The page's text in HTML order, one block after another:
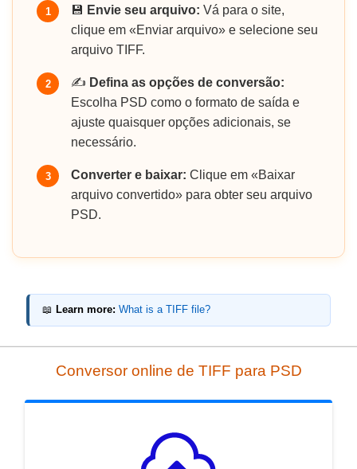
1 💾 Envie seu arquivo: Vá para o site,
clique em «Enviar arquivo» e selecione seu
arquivo TIFF.
2 ✍️ Defina as opções de conversão:
Escolha PSD como o formato de saída e
ajuste quaisquer opções adicionais, se
necessário.
3 Converter e baixar: Clique em «Baixar
arquivo convertido» para obter seu arquivo
PSD.
📖 Learn more: What is a TIFF file?
Conversor online de TIFF para PSD